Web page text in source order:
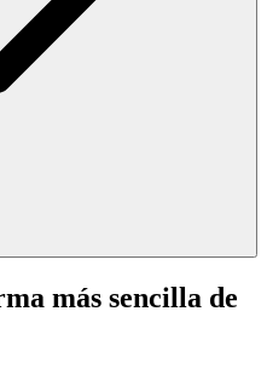
más sencilla de